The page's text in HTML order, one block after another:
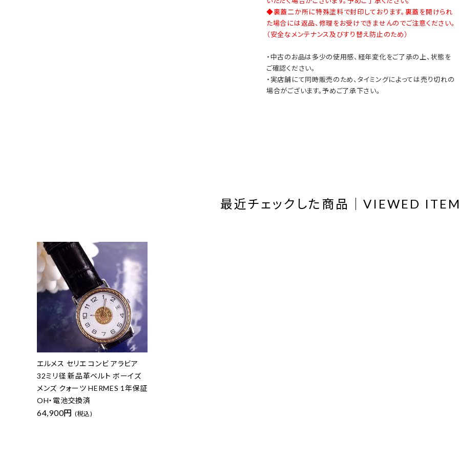
◆裏蓋二か所に特殊塗料で封印しております。裏蓋を開けられ
た場合には返品、修理をお受けできませんのでご注意ください。
（安全なメンテナンス及びすり替え防止のため）
・中古のお品は多少の使用感、経年変化をご了承の上、状態を
ご確認ください。
・実店舗にて同時販売のため、タイミングによっては売り切れの
場合がございます。予めご了承下さい。
最近チェックした商品｜VIEWED
エルメス セリエ コンビ アラビア
32ミリ径 新品革ベルト ボーイズ
メンズ クォーツ HERMES 1年保証
OH・電池交換済
64,900円 (税込)